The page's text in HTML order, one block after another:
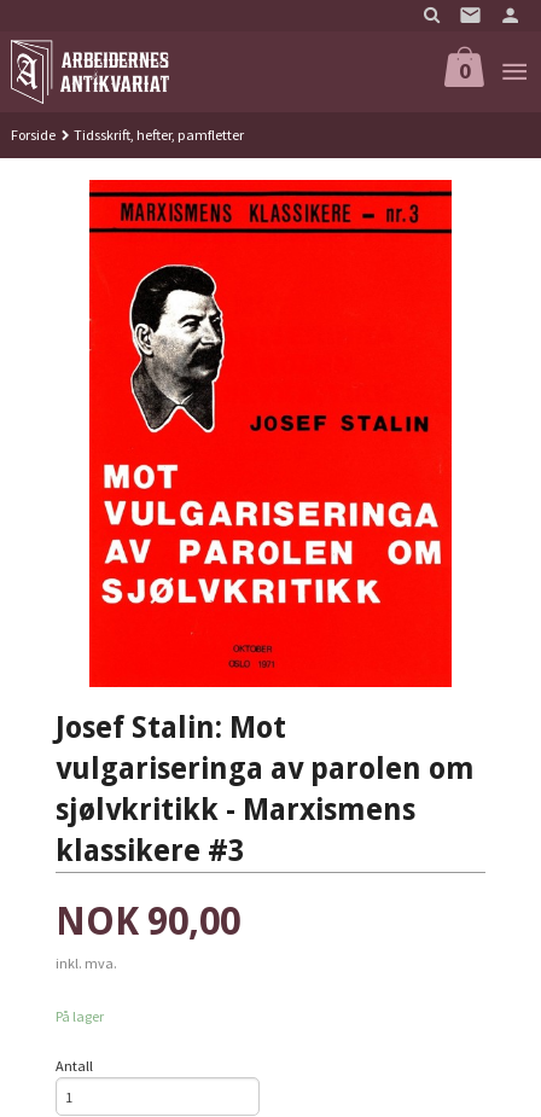
til
innholdet
0
Forside Tidsskrift, hefter, pamfletter
Josef Stalin: Mot
vulgariseringa av parolen om
sjølvkritikk - Marxismens
klassikere #3
Pris
NOK 90,00
inkl. mva.
På lager
Antall